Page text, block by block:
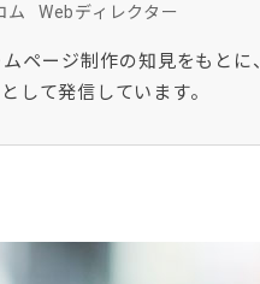
ム Webディレクター
ページ制作の知見をもと
して発信しています。